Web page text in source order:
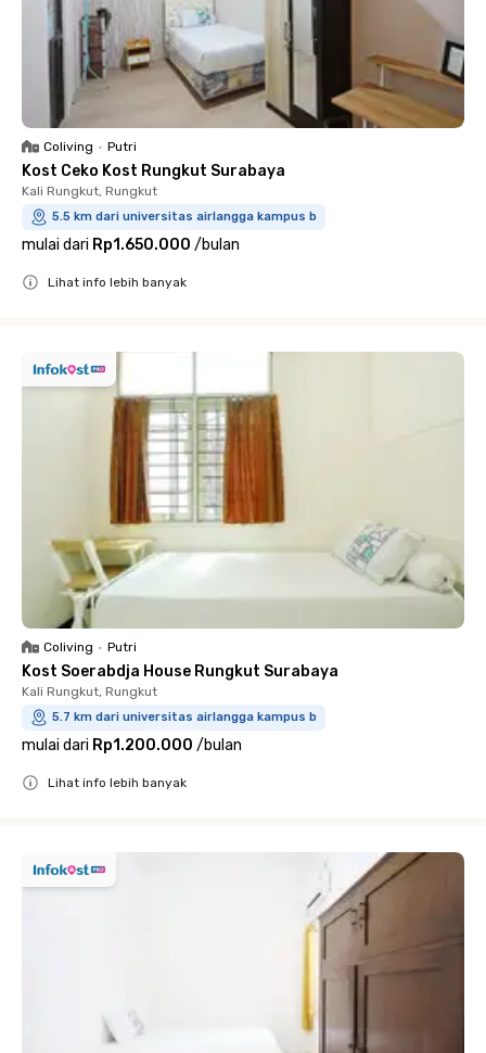
Coliving • Putri
Kost Ceko Kost Rungkut Surabaya
Kali Rungkut, Rungkut
5.5 km dari universitas airlangga kampus b
mulai dari Rp1.650.000 /bulan
Lihat info lebih banyak
Coliving • Putri
Kost Soerabdja House Rungkut Surabaya
Kali Rungkut, Rungkut
5.7 km dari universitas airlangga kampus b
mulai dari Rp1.200.000 /bulan
Lihat info lebih banyak